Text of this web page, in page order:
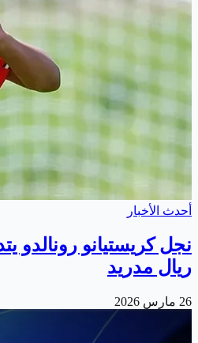
أحدث الأخبار
نجل كريستيانو رونالدو
ريال مدريد
26 مارس 2026